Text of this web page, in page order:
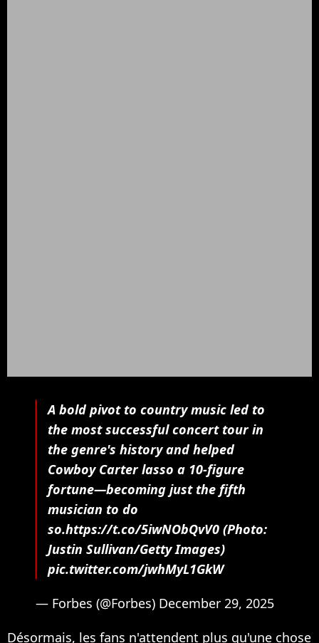
A bold pivot to country music led to
the most successful concert tour in
the genre's history and helped
Cowboy Carter lasso a 10-figure
fortune—becoming just the fifth
musician to do
so.https://t.co/5iwNObQvV0 (Photo:
Justin Sullivan/Getty Images)
pic.twitter.com/jwhMyL1GkW
— Forbes (@Forbes) December 29, 2025
Désormais, les fans n'attendent plus qu'une chose